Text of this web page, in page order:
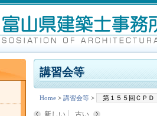
講習会等
Home > 講習会等 > 第１５５回ＣＰＤ
新しい 古い